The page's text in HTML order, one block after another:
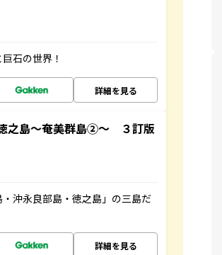
石の世界！
詳細を見る
島～奄美群島②～ ３訂版
沖永良部島・徳之島」の三島だ
詳細を見る